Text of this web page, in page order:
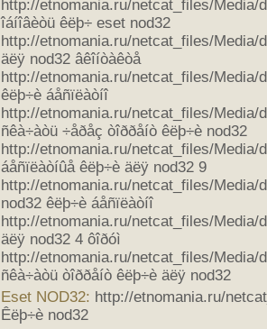
http://etnomania.ru/netcat_files/Media/
îáíîâèòü êëþ÷ eset nod32
http://etnomania.ru/netcat_files/Media/
äëÿ nod32 âêîíòàêòå
http://etnomania.ru/netcat_files/Media/
êëþ÷è áåñïëàòíî
http://etnomania.ru/netcat_files/Media/
ñêà÷àòü ÷åðåç òîððåíò êëþ÷è nod32
http://etnomania.ru/netcat_files/Media/
áåñïëàòíûå êëþ÷è äëÿ nod32 9
http://etnomania.ru/netcat_files/Media/
nod32 êëþ÷è áåñïëàòíî
http://etnomania.ru/netcat_files/Media/
äëÿ nod32 4 ôîðóì
http://etnomania.ru/netcat_files/Media/
ñêà÷àòü òîððåíò êëþ÷è äëÿ nod32
Eset NOD32: http://etnomania.ru/
Êëþ÷è nod32